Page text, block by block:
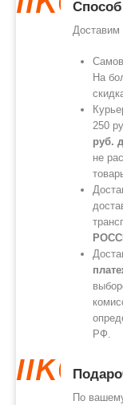
На
250
руб.
не
РФ.
like
По